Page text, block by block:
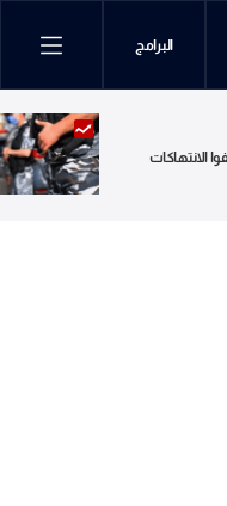
البرامج
الانتهاكات